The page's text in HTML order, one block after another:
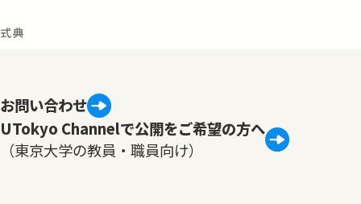
典
お問い合わせ
UTokyo Channelで公開をご希望の方へ
（東京大学の教員・職員向け）